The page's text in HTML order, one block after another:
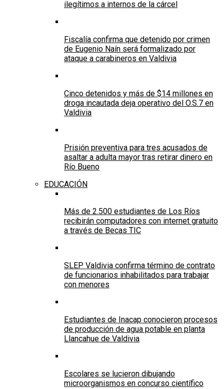
ilegítimos a internos de la cárcel
Fiscalía confirma que detenido por crimen
de Eugenio Naín será formalizado por
ataque a carabineros en Valdivia
Cinco detenidos y más de $14 millones en
droga incautada deja operativo del O.S.7 en
Valdivia
Prisión preventiva para tres acusados de
asaltar a adulta mayor tras retirar dinero en
Río Bueno
EDUCACIÓN
Más de 2.500 estudiantes de Los Ríos
recibirán computadores con internet gratuito
a través de Becas TIC
SLEP Valdivia confirma término de contrato
de funcionarios inhabilitados para trabajar
con menores
Estudiantes de Inacap conocieron procesos
de producción de agua potable en planta
Llancahue de Valdivia
Escolares se lucieron dibujando
microorganismos en concurso científico